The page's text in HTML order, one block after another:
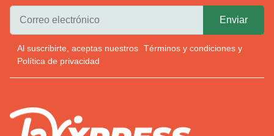
Al suscribirte, aceptas nuestros Términos y condiciones y
Política de privacidad